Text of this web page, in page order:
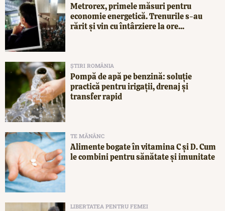
Metrorex, primele măsuri pentru
economie energetică. Trenurile s-au
rărit și vin cu întârziere la ore...
ȘTIRI ROMÂNIA
Pompă de apă pe benzină: soluție
practică pentru irigații, drenaj și
transfer rapid
TE MĂNÂNC
Alimente bogate în vitamina C și D. Cum
le combini pentru sănătate și imunitate
LIBERTATEA PENTRU FEMEI